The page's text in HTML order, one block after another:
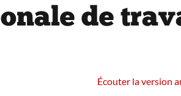
de
Écouter la version